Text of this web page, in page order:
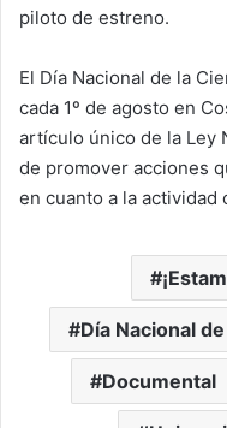
piloto de estreno.
El Día Nacional de la
cada 1º de agosto en
artículo único de la Ley
de promover acciones
en cuanto a la
Día Nacional
Documental